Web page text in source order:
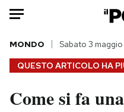
HOME
Italia
QUESTO ARTICOLO HA
MONDO Sabato 3
Come si fa